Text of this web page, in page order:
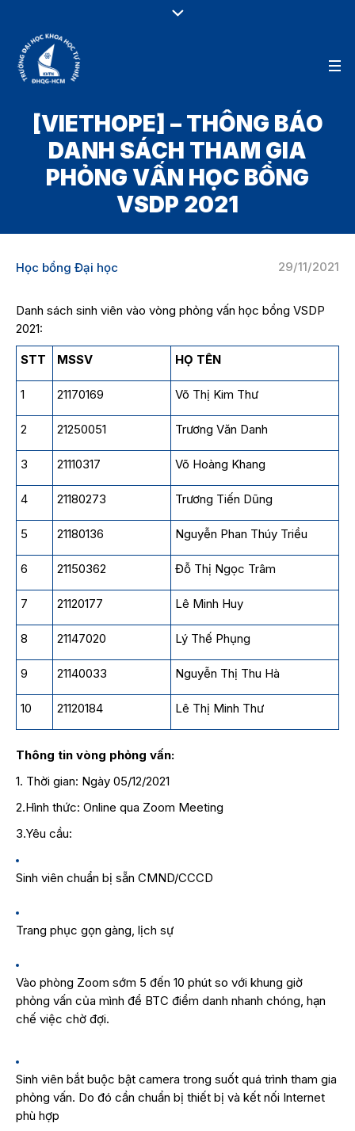
[VIETHOPE] – THÔNG BÁO
DANH SÁCH THAM GIA
PHỎNG VẤN HỌC BỔNG
VSDP 2021
29/11/2021
Học bổng Đại học
Danh sách sinh viên vào vòng phỏng vấn học bổng VSDP
2021:
STT MSSV HỌ TÊN
1 21170169 Võ Thị Kim Thư
2 21250051 Trương Văn Danh
3 21110317 Võ Hoàng Khang
4 21180273 Trương Tiến Dũng
5 21180136 Nguyễn Phan Thúy Triều
6 21150362 Đỗ Thị Ngọc Trâm
7 21120177 Lê Minh Huy
8 21147020 Lý Thế Phụng
9 21140033 Nguyễn Thị Thu Hà
10 21120184 Lê Thị Minh Thư
Thông tin vòng phỏng vấn:
1. Thời gian: Ngày 05/12/2021
2.Hình thức: Online qua Zoom Meeting
3.Yêu cầu:
Sinh viên chuẩn bị sẵn CMND/CCCD
Trang phục gọn gàng, lịch sự
Vào phòng Zoom sớm 5 đến 10 phút so với khung giờ
phỏng vấn của mình để BTC điểm danh nhanh chóng, hạn
chế việc chờ đợi.
Sinh viên bắt buộc bật camera trong suốt quá trình tham gia
phỏng vấn. Do đó cần chuẩn bị thiết bị và kết nối Internet
phù hợp